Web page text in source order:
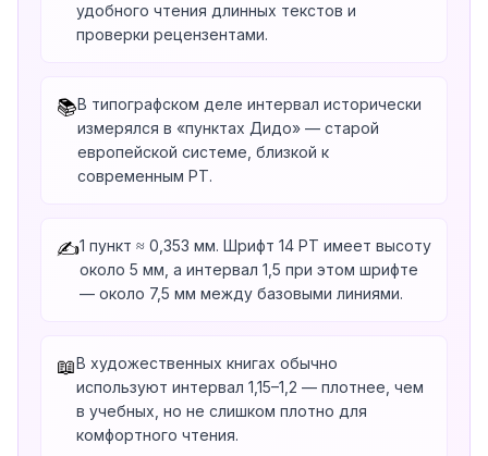
удобного чтения длинных текстов и
проверки рецензентами.
📚В типографском деле интервал исторически
измерялся в «пунктах Дидо» — старой
европейской системе, близкой к
современным PT.
✍️1 пункт ≈ 0,353 мм. Шрифт 14 PT имеет высоту
около 5 мм, а интервал 1,5 при этом шрифте
— около 7,5 мм между базовыми линиями.
📖В художественных книгах обычно
используют интервал 1,15–1,2 — плотнее, чем
в учебных, но не слишком плотно для
комфортного чтения.